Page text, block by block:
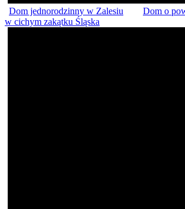
Dom jednorodzinny w Zalesiu
Dom o
w cichym zakątku Śląska